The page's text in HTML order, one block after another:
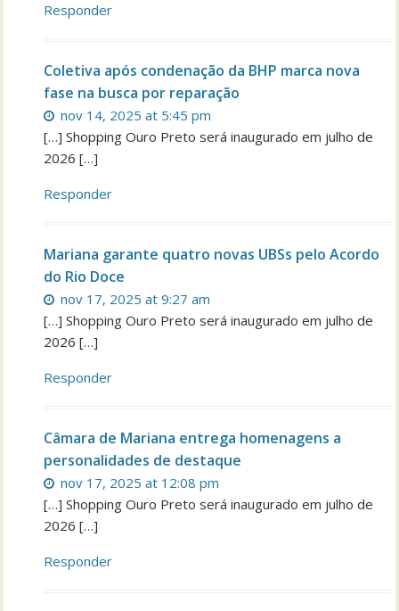
Responder
Coletiva após condenação da BHP marca nova
fase na busca por reparação
nov 14, 2025 at 5:45 pm
[…] Shopping Ouro Preto será inaugurado em julho de
2026 […]
Responder
Mariana garante quatro novas UBSs pelo Acordo
do Rio Doce
nov 17, 2025 at 9:27 am
[…] Shopping Ouro Preto será inaugurado em julho de
2026 […]
Responder
Câmara de Mariana entrega homenagens a
personalidades de destaque
nov 17, 2025 at 12:08 pm
[…] Shopping Ouro Preto será inaugurado em julho de
2026 […]
Responder